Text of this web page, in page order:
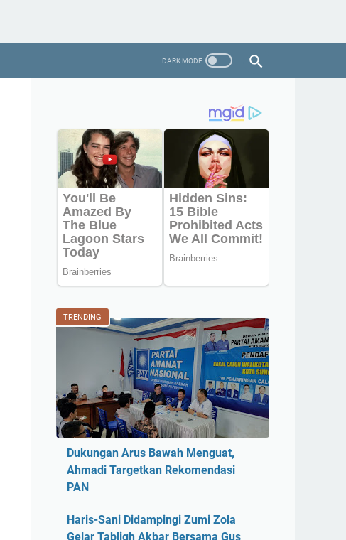
TRENDING
Dukungan Arus Bawah Menguat,
Ahmadi Targetkan Rekomendasi
PAN
Haris-Sani Didampingi Zumi Zola
Gelar Tabligh Akbar Bersama Gus